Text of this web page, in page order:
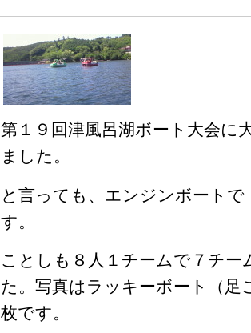
第１９回津風呂湖ボート大会に
ました。
と言っても、エンジンボートで
す。
ことしも８人１チームで７チ
た。写真はラッキーボート（足
枚です。